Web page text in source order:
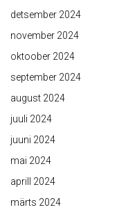
detsember 2024
november 2024
oktoober 2024
september 2024
august 2024
juuli 2024
juuni 2024
mai 2024
aprill 2024
märts 2024